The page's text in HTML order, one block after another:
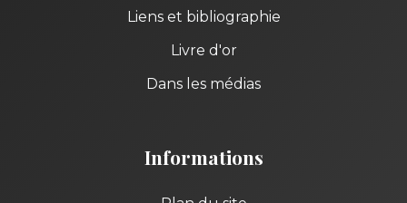
Liens et bibliographie
Livre d'or
Dans les médias
Informations